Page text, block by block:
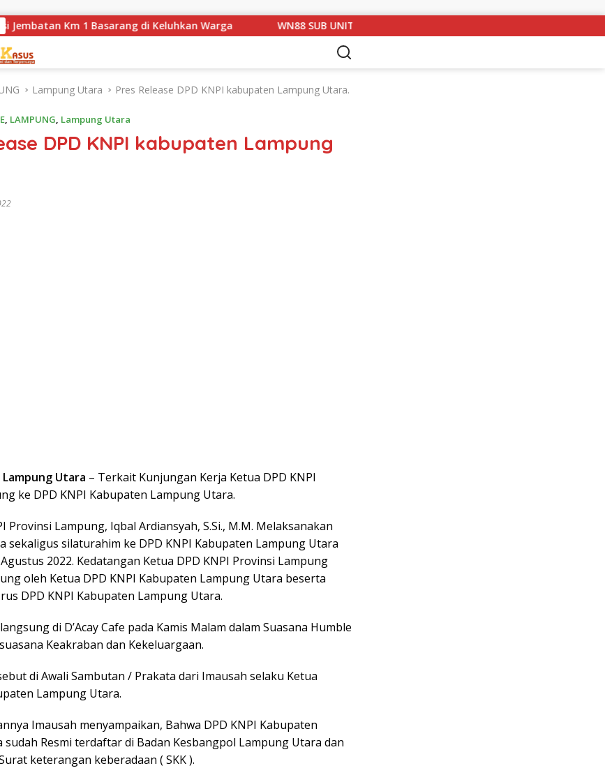
1 Basarang di Keluhkan Warga WN88 SUB UNIT 13 LAMPUNG UTARA GELAR RAPAT KOORDINASI DAN
Lampung Utara Pres Release DPD KNPI kabupaten Lampung Utara.
, LAMPUNG, Lampung Utara
DPD KNPI kabupaten Lampung
Lampung Utara – Terkait Kunjungan Kerja Ketua DPD KNPI
ke DPD KNPI Kabupaten Lampung Utara.
Provinsi Lampung, Iqbal Ardiansyah, S.Si., M.M. Melaksanakan
sekaligus silaturahim ke DPD KNPI Kabupaten Lampung Utara
2022. Kedatangan Ketua DPD KNPI Provinsi Lampung
oleh Ketua DPD KNPI Kabupaten Lampung Utara beserta
DPD KNPI Kabupaten Lampung Utara.
di D’Acay Cafe pada Kamis Malam dalam Suasana Humble
Keakraban dan Kekeluargaan.
di Awali Sambutan / Prakata dari Imausah selaku Ketua
Lampung Utara.
Imausah menyampaikan, Bahwa DPD KNPI Kabupaten
sudah Resmi terdaftar di Badan Kesbangpol Lampung Utara dan
keterangan keberadaan ( SKK ).